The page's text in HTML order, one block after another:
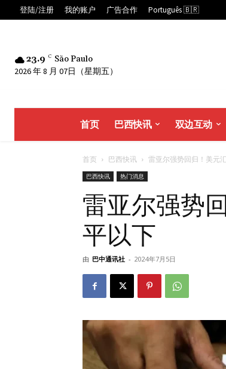
登陆/注册 我的账户 广告合作 Português 🇧🇷
23.9 C São Paulo
2026 年 8 月 07日（星期五）
首页 巴西快讯 双边互动
首页 巴西快讯 雷亚尔强势回归！美元
巴西快讯 热门消息
雷亚尔强势
平以下
由 巴中通讯社 - 2024年7月5日